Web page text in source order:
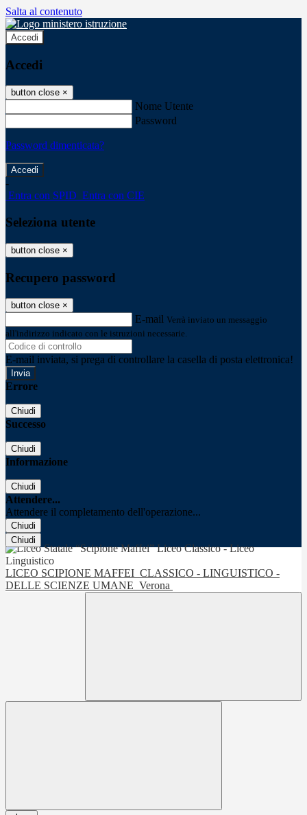
Salta al contenuto
Accedi
Accedi
button close ×
Nome Utente
Password
Password dimenticata?
-
Entra con SPID Entra con CIE
Seleziona utente
button close ×
Recupero password
button close ×
E-mail Verrà inviato un messaggio
all'indirizzo indicato con le istruzioni necessarie.
E-mail inviata, si prega di controllare la casella di posta elettronica!
Errore
Chiudi
Successo
Chiudi
Informazione
Chiudi
Attendere...
Attendere il completamento dell'operazione...
Chiudi
Chiudi
LICEO SCIPIONE MAFFEI CLASSICO - LINGUISTICO -
DELLE SCIENZE UMANE Verona